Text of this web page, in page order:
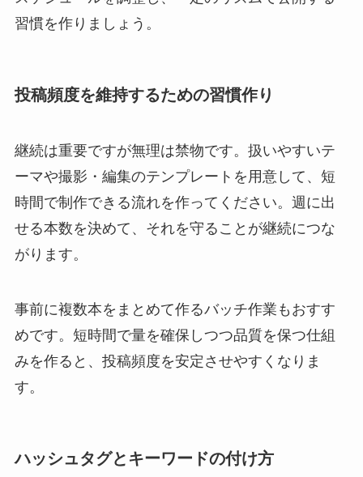
習慣を作りましょう。
投稿頻度を維持するための習慣作り
継続は重要ですが無理は禁物です。扱いやすいテ
ーマや撮影・編集のテンプレートを用意して、短
時間で制作できる流れを作ってください。週に出
せる本数を決めて、それを守ることが継続につな
がります。
事前に複数本をまとめて作るバッチ作業もおすす
めです。短時間で量を確保しつつ品質を保つ仕組
みを作ると、投稿頻度を安定させやすくなりま
す。
ハッシュタグとキーワードの付け方